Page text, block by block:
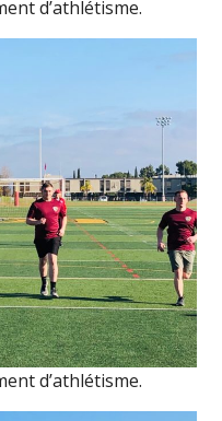
d’athlétisme.
d’athlétisme.